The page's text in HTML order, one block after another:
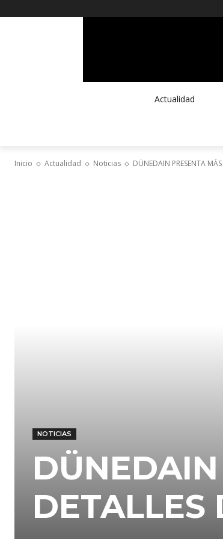
Actualidad
Inicio Actualidad Noticias DÜNEDAIN PRESENTA
NOTICIAS
DETALLES